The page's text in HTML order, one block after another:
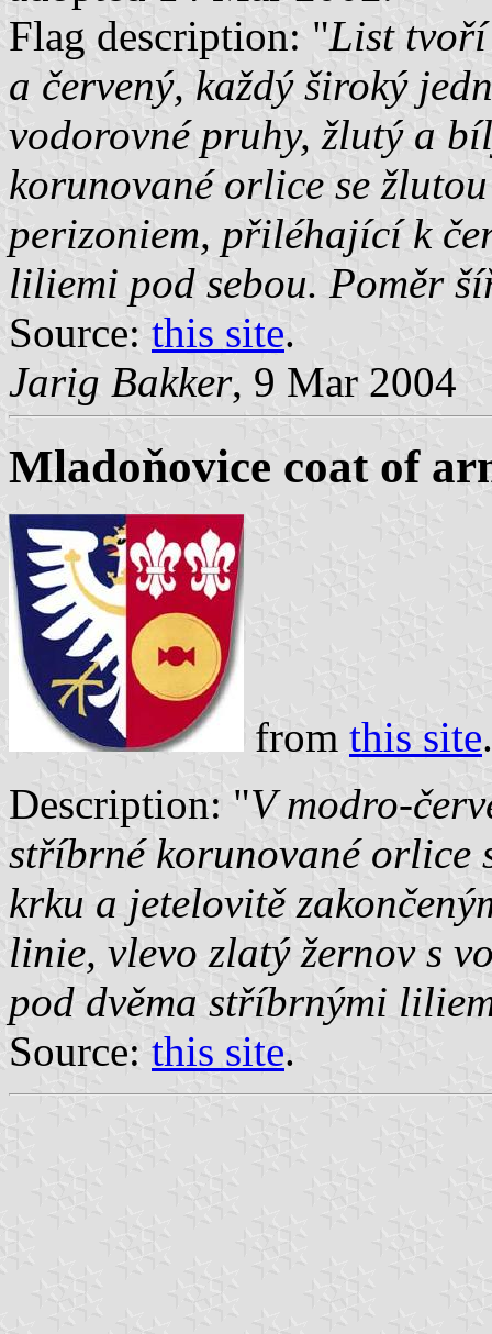
Flag description: "List tvoří
a červený, každý široký
vodorovné pruhy, žlutý a
korunované orlice se
perizoniem, přiléhající k
liliemi pod sebou. Poměr
Source: this site.
Jarig Bakker, 9 Mar 2004
Mladoňovice coat of
from this site.
Description: "V modro-
stříbrné korunované orlice
krku a jetelovitě
linie, vlevo zlatý žernov s
pod dvěma stříbrnými
Source: this site.